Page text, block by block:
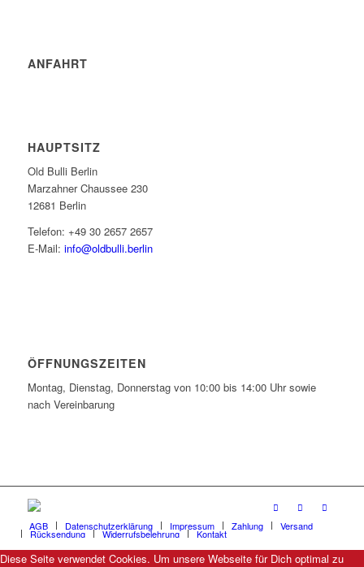
ANFAHRT
HAUPTSITZ
Old Bulli Berlin
Marzahner Chaussee 230
12681 Berlin
Telefon: +49 30 2657 2657
E-Mail: info@oldbulli.berlin
ÖFFNUNGSZEITEN
Montag, Dienstag, Donnerstag von 10:00 bis 14:00 Uhr sowie
nach Vereinbarung
AGB Datenschutzerklärung Impressum Zahlung Versand
Rücksendung Widerrufsbelehrung Kontakt
Diese Seite verwendet Cookies. Um unsere Webseite für Dich optimal zu